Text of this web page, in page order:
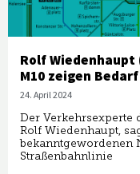
Rolf Wiedenhaupt
M10 zeigen
24. April 2024
Der Verkehrsexperte
Rolf Wiedenhaupt,
bekanntgewordenen
Straßenbahnlinie